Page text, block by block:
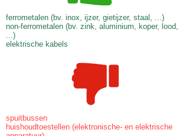
ferrometalen (bv. inox, ijzer, gietijzer, staal, ...)
non-ferrometalen (bv. zink, aluminium, koper, lood,
...)
elektrische kabels
spuitbussen
huishoudtoestellen (elektronische- en elektrische